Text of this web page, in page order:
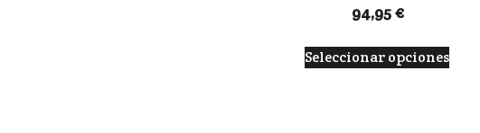
94,95€
Seleccionar opciones